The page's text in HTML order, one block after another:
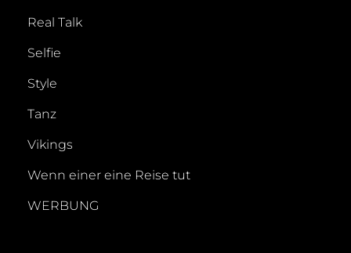
Real Talk
Selfie
Style
Tanz
Vikings
Wenn einer eine Reise tut
WERBUNG